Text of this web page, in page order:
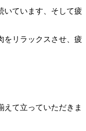
いています、そして疲
をリラックスさせ、疲
えて立っていただきま